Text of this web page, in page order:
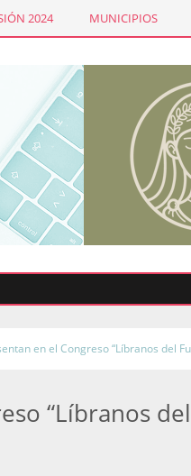
2024 MUNICIPIOS
en el Congreso “Líbranos del
“Líbranos